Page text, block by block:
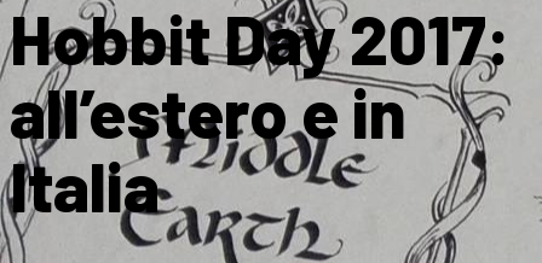
Hobbit Day 2017:
all’estero e in
Italia